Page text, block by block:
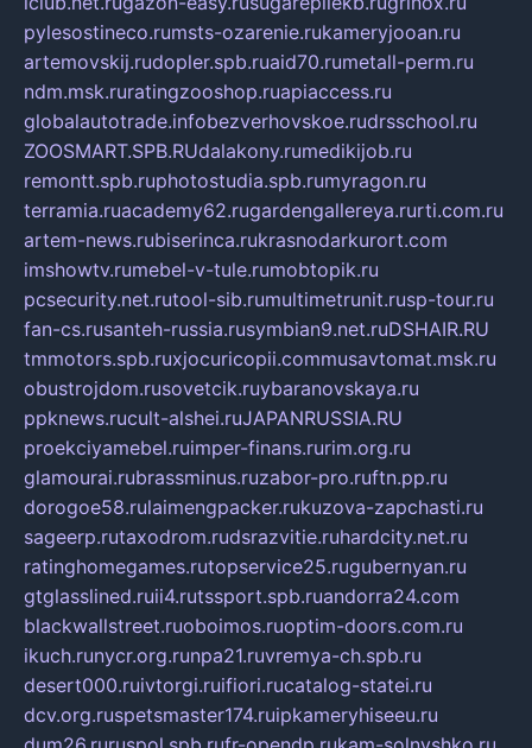
pylesostineco.rumsts-ozarenie.rukameryjooan.ru
artemovskij.rudopler.spb.ruaid70.rumetall-perm.ru
ndm.msk.ruratingzooshop.ruapiaccess.ru
globalautotrade.infobezverhovskoe.rudrsschool.ru
ZOOSMART.SPB.RUdalakony.rumedikijob.ru
remontt.spb.ruphotostudia.spb.rumyragon.ru
terramia.ruacademy62.rugardengallereya.rurti.com.ru
artem-news.rubiserinca.rukrasnodarkurort.com
imshowtv.rumebel-v-tule.rumobtopik.ru
pcsecurity.net.rutool-sib.rumultimetrunit.rusp-tour.ru
fan-cs.rusanteh-russia.rusymbian9.net.ruDSHAIR.RU
tmmotors.spb.ruxjocuricopii.commusavtomat.msk.ru
obustrojdom.rusovetcik.ruybaranovskaya.ru
ppknews.rucult-alshei.ruJAPANRUSSIA.RU
proekciyamebel.ruimper-finans.rurim.org.ru
glamourai.rubrassminus.ruzabor-pro.ruftn.pp.ru
dorogoe58.rulaimengpacker.rukuzova-zapchasti.ru
sageerp.rutaxodrom.rudsrazvitie.ruhardcity.net.ru
ratinghomegames.rutopservice25.rugubernyan.ru
gtglasslined.ruii4.rutssport.spb.ruandorra24.com
blackwallstreet.ruoboimos.ruoptim-doors.com.ru
ikuch.runycr.org.runpa21.ruvremya-ch.spb.ru
desert000.ruivtorgi.ruifiori.rucatalog-statei.ru
dcv.org.ruspetsmaster174.ruipkameryhiseeu.ru